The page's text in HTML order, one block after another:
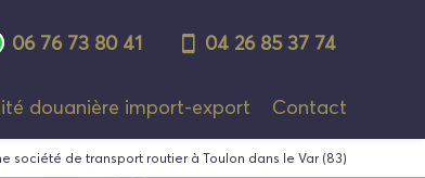
06 76 73 80 41 04 26 85 37 74
douanière import-export Contact
société de transport routier à Toulon dans le Var (83)